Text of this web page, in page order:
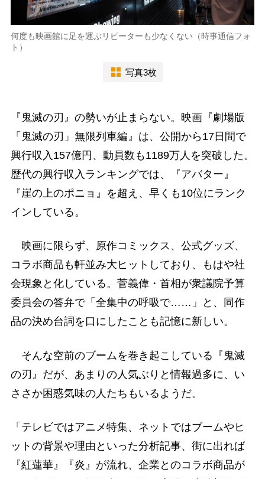
何度も映画館に足を運ぶリピーターも少なくない（時事通信フォ
ト）
写真3枚
『鬼滅の刃』の勢いが止まらない。映画『劇場版
「鬼滅の刃」無限列車編』は、公開から17日間で
興行収入157億円、動員数も1189万人を突破した。
歴代の興行収入ランキングでは、『アバター』
『崖の上のポニョ』を超え、早くも10位にランク
インしている。
映画に限らず、原作コミックス、公式グッズ、
コラボ商品も軒並み大ヒットしており、もはや社
会現象と化している。菅義偉・首相が衆議院予算
委員会の答弁で「全集中の呼吸で……」と、同作
品の決め台詞を口にしたことも記憶に新しい。
そんな空前のブームを巻き起こしている『鬼滅
の刃』だが、あまりの人気ぶりと情報過多に、い
ささか困惑気味の人たちもいるようだ。
「テレビではアニメ特集、ネットではブームやヒ
ットの背景や理由といった分析記事、街に出れば
『紅蓮華』『炎』が流れ、企業とのコラボ商品が